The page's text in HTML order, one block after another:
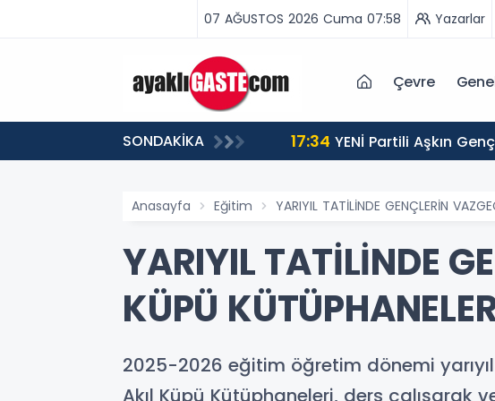
07 AĞUSTOS 2026 Cuma 07:58 Yazarlar
Çevre
SONDAKİKA 17:34 YENİ Partili Aşkın Genç: Türkiye’de emekçi Almanya’dan yüzde 25 fazla çalışıyor, asgari ücret ayın 18
gününe yetiyor
Anasayfa Eğitim YARIYIL TATİLİNDE GENÇLERİN
YARIYIL TATİLİNDE
KÜPÜ
2025-2026 eğitim öğretim dönemi
Akıl Küpü Kütüphaneleri, ders